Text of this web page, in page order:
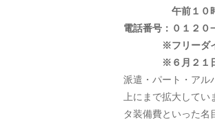
午前１０時〜
電話番号：０１２
※フリーダイヤ
※６月２１日（
派遣・パート・アル
上にまで拡大して
タ装備費といった名